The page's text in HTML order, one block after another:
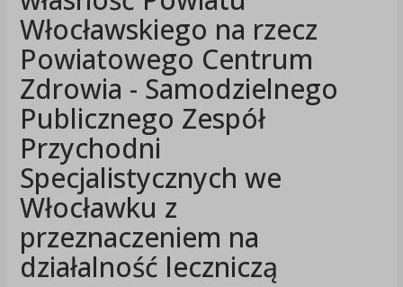
Włocławskiego na rzecz
Powiatowego Centrum
Zdrowia - Samodzielnego
Publicznego Zespół
Przychodni
Specjalistycznych we
Włocławku z
przeznaczeniem na
działalność leczniczą